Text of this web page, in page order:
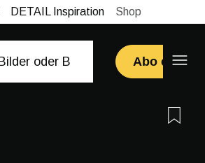
DETAIL Inspiration Shop
Abo